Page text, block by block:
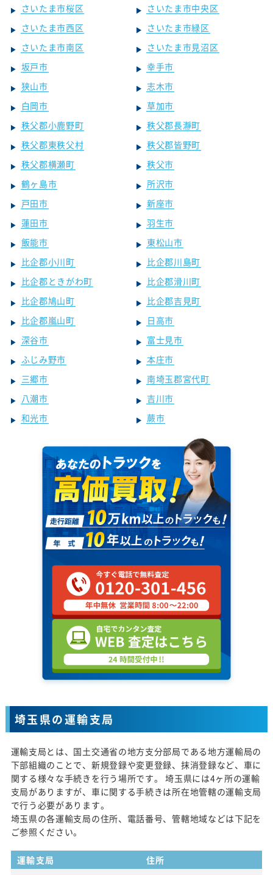
さいたま市桜区
さいたま市中央区
さいたま市西区
さいたま市緑区
さいたま市南区
さいたま市見沼区
坂戸市
幸手市
狭山市
志木市
白岡市
草加市
秩父郡小鹿野町
秩父郡長瀞町
秩父郡東秩父村
秩父郡皆野町
秩父郡横瀬町
秩父市
鶴ヶ島市
所沢市
戸田市
新座市
蓮田市
羽生市
飯能市
東松山市
比企郡小川町
比企郡川島町
比企郡ときがわ町
比企郡滑川町
比企郡鳩山町
比企郡吉見町
比企郡嵐山町
日高市
深谷市
富士見市
ふじみ野市
本庄市
三郷市
南埼玉郡宮代町
八潮市
吉川市
和光市
蕨市
埼玉県の運輸支局
運輸支局とは、国土交通省の地方支分部局である地方運輸局の
下部組織のことで、新規登録や変更登録、抹消登録など、車に
関する様々な手続きを行う場所です。 埼玉県には4ヶ所の運輸
支局がありますが、車に関する手続きは所在地管轄の運輸支局
で行う必要があります。
埼玉県の各運輸支局の住所、電話番号、管轄地域などは下記を
ご参照ください。
運輸支局 住所